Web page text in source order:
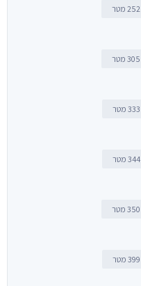
252 מטר
305 מטר
333 מטר
344 מטר
350 מטר
399 מטר